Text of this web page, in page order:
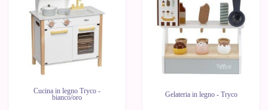
Cucina in legno Tryco -
bianco/oro Gelateria in legno - Tryco